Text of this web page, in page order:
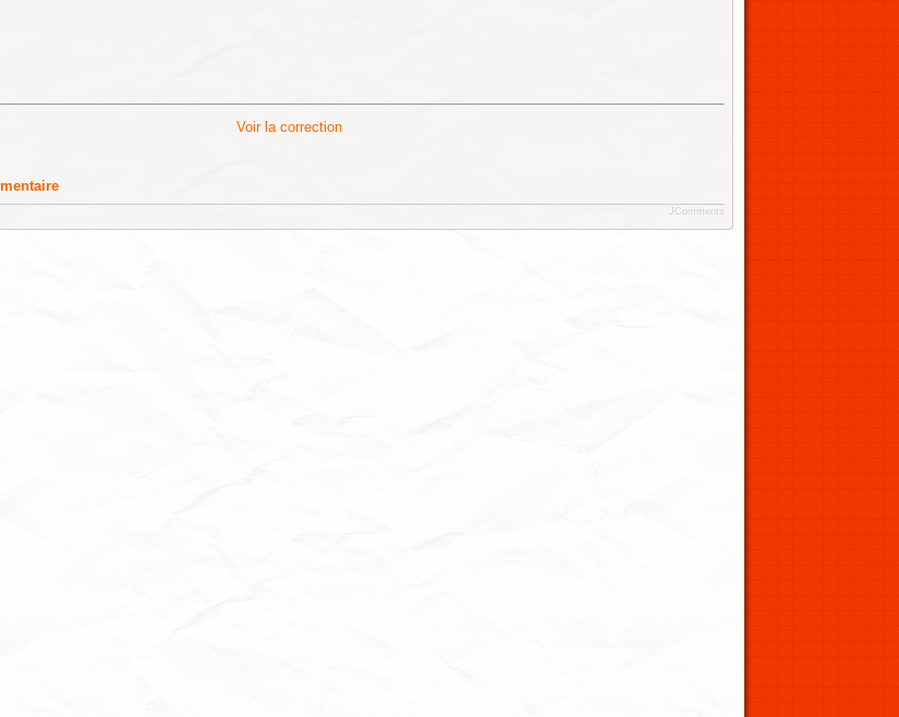
Voir la correction
JComments